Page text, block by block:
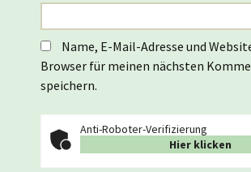
Name, E-Mail-Adresse und
Browser für meinen nächsten
speichern.
Anti-Roboter-Verifizierung
Hier klicken